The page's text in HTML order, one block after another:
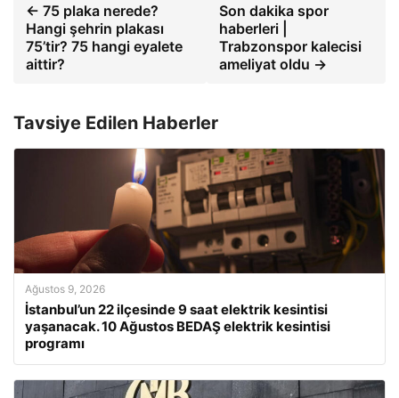
← 75 plaka nerede?
Hangi şehrin plakası
75’tir? 75 hangi eyalete
aittir?
Son dakika spor
haberleri |
Trabzonspor kalecisi
ameliyat oldu →
Tavsiye Edilen Haberler
Ağustos 9, 2026
İstanbul’un 22 ilçesinde 9 saat elektrik kesintisi
yaşanacak. 10 Ağustos BEDAŞ elektrik kesintisi
programı